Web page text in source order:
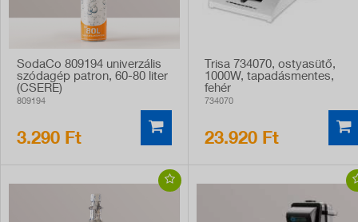
SodaCo 809194 univerzális
szódagép patron, 60-80 liter
(CSERE)
809194
3.290 Ft
Trisa 734070, ostyasütő,
1000W, tapadásmentes,
fehér
734070
23.920 Ft